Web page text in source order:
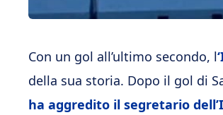
Con un gol all’ultimo secondo, l
della sua storia. Dopo il gol di
ha aggredito il segretario